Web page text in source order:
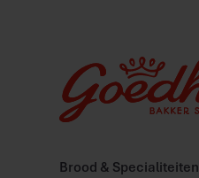
Brood & Specialiteiten